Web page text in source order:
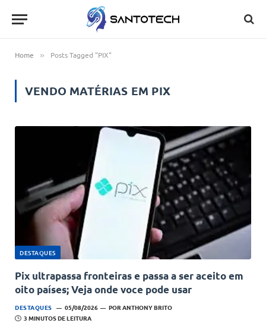
Home » Posts Tagged "PIX"
VENDO MATÉRIAS EM PIX
DESTAQUES
Pix ultrapassa fronteiras e passa a ser aceito em
oito países; Veja onde voce pode usar
DESTAQUES 05/08/2026 POR ANTHONY BRITO
3 MINUTOS DE LEITURA